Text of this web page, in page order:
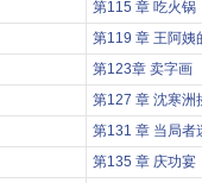
第115 章 吃火锅
第119 章 王阿姨
第123章 卖字画
第127 章 沈寒洲
第131 章 当局者
第135 章 庆功宴